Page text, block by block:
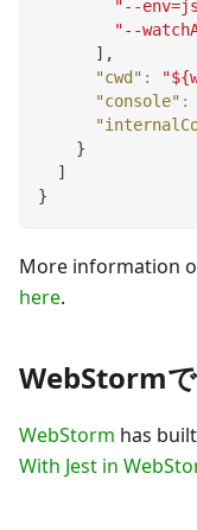
"--
"--
] ,
"cwd" :
"console" :
}
]
}
More information
here.
WebStorm
WebStorm has
With Jest in